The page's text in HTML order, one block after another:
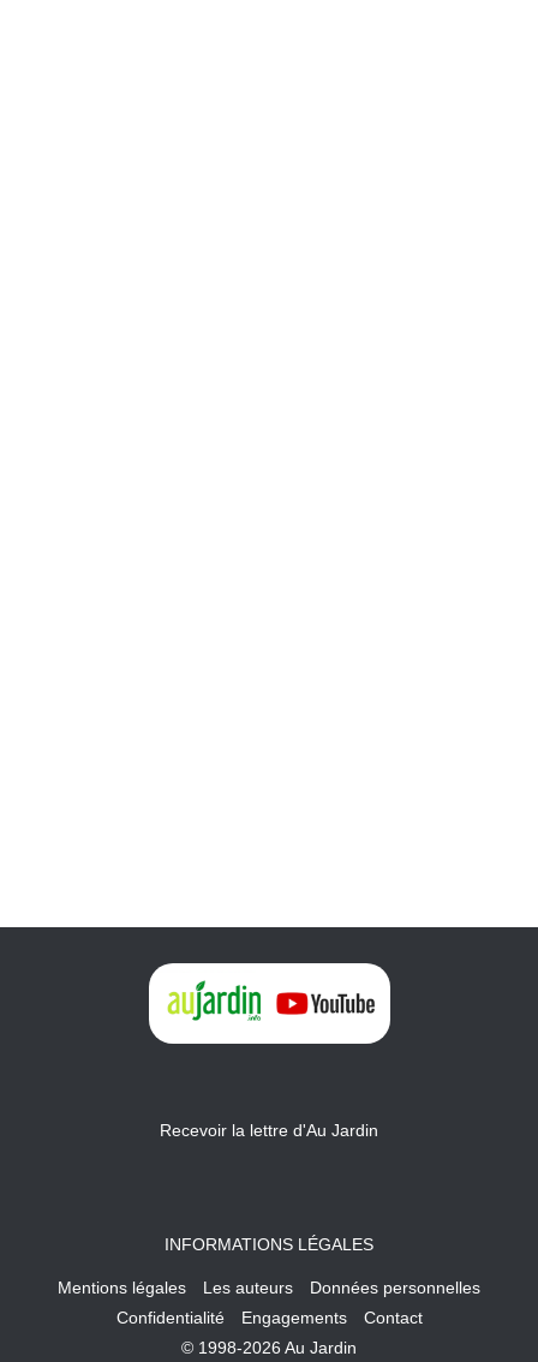
Recevoir la lettre d'Au Jardin
INFORMATIONS LÉGALES
Mentions légales Les auteurs
Données personnelles
Confidentialité
Engagements
Contact
© 1998-2026 Au Jardin